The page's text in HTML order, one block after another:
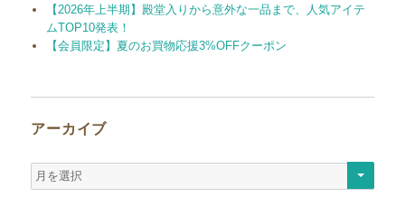
【2026年上半期】殿堂入りから意外な一品まで、人気アイテ
ムTOP10発表！
【会員限定】夏のお買物応援3%OFFクーポン
アーカイブ
ア
ー